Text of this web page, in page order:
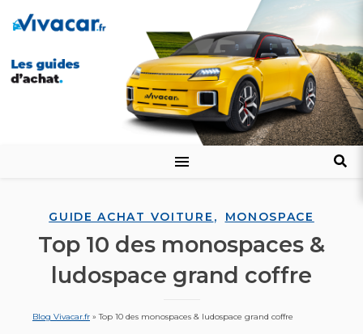
GUIDE ACHAT VOITURE , MONOSPACE
Top 10 des monospaces &
ludospace grand coffre
Blog Vivacar.fr »Top 10 des monospaces & ludospace grand coffre